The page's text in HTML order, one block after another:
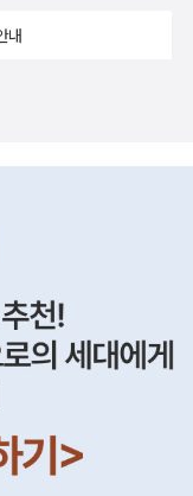
사람을 볼 때 늘 의심
아시는엘리자베스를
데 엘리자베스는 춤
생긴 총각이 권한 춤을
다아시도 좀 당황했
매이지 않고 자기 의
누이들의 눈 밖에 나
심을 갖는 것을 알게
.…베넷 씨는 아들 없이
봐. 그래서 베넷씨의
무 기뻐요! 숙모는 제
치를 묘사할 때도 서로
른 사람들을 괴롭히는
분명히 말씀드리지
협박에 겁먹어서 부
아시 씨가 따님과 결혼
다고 해서 두 사람의
마음이 있으시다면,
내